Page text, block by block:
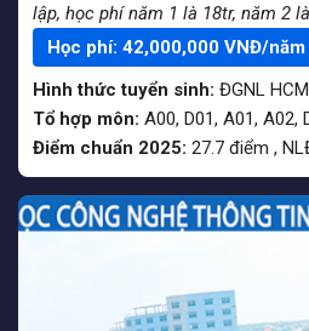
lập, học phí năm 1 là 18tr, năm 2
4 là 24tr
Học phí: 42,000,000 VNĐ/năm
Hình thức tuyển sinh: ĐGNL HCM
Tổ hợp môn: A00, D01, A01, A02,
Điểm chuẩn 2025: 27.7 điểm ,